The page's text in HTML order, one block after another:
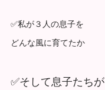
✅私が３人の息子を
どんな風に育てたか
✅そして息子たちが